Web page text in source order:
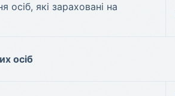
які зараховані на
осіб